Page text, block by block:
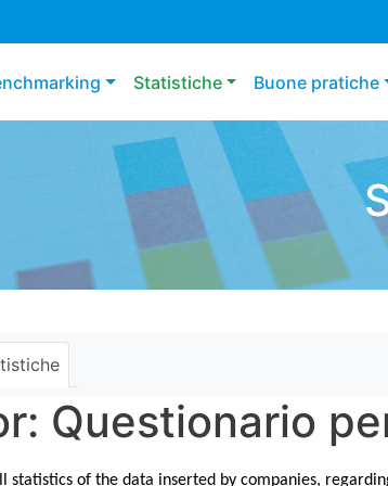
Statistiche Buone pratiche
Questionario
statistics of the data inserted by companies,